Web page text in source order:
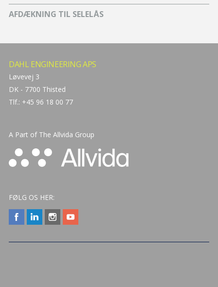
AFDÆKNING TIL SELELÅS
DAHL ENGINEERING APS
Løvevej 3
DK - 7700 Thisted
Tlf.: +45 96 18 00 77
A Part of The Allvida Group
FØLG OS HER: